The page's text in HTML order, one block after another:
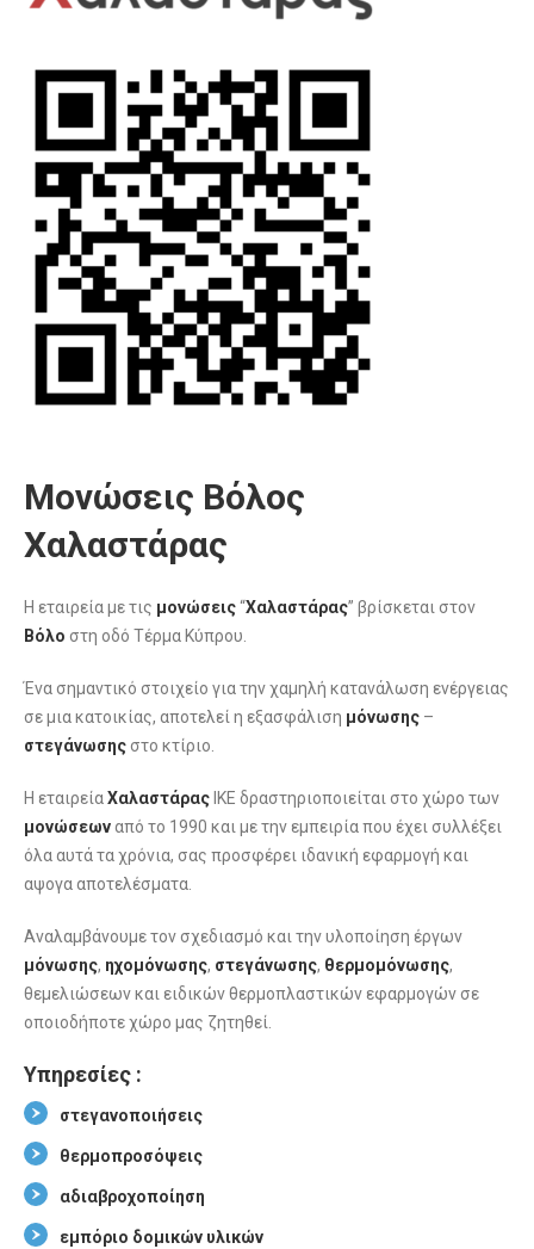
Μονώσεις Βόλος
Χαλαστάρας
Η εταιρεία με τις μονώσεις“Χαλαστάρας” βρίσκεται στον
Βόλο στη οδό Τέρμα Κύπρου.
Ένα σημαντικό στοιχείο για την χαμηλή κατανάλωση ενέργειας
σε μια κατοικίας, αποτελεί η εξασφάλιση μόνωσης –
στεγάνωσης στο κτίριο.
Η εταιρείαΧαλαστάρας ΙΚΕ δραστηριοποιείται στο χώρο των
μονώσεωναπό το 1990 και με την εμπειρία που έχει συλλέξει
όλα αυτά τα χρόνια, σας προσφέρει ιδανική εφαρμογή και
αψογα αποτελέσματα.
Αναλαμβάνουμε τον σχεδιασμό και την υλοποίηση έργων
μόνωσης, ηχομόνωσης, στεγάνωσης, θερμομόνωσης,
θεμελιώσεων και ειδικών θερμοπλαστικών εφαρμογών σε
οποιοδήποτε χώρο μας ζητηθεί.
Υπηρεσίες :
στεγανοποιήσεις
θερμοπροσόψεις
αδιαβροχοποίηση
εμπόριο δομικών υλικών